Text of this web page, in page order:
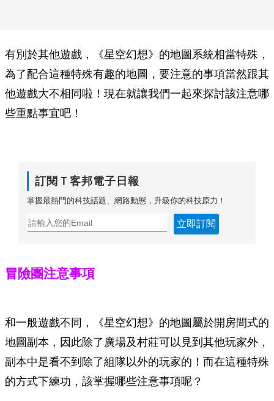
有別於其他遊戲，《星空幻想》的地圖系統相當特殊，
為了配合這種特殊有趣的地圖，要注意的事項當然跟其
他遊戲大不相同啦！現在就讓我們一起來探討該注意哪
些重點事宜吧！
訂閱Ｔ客邦電子日報
掌握最熱門的科技話題、網路動態，升級你的科技原力！
立即訂閱
冒險團注意事項
和一般遊戲不同，《星空幻想》的地圖屬於開房間式的
地圖副本，因此除了廣場及村莊可以見到其他玩家外，
副本中是看不到除了組隊以外的玩家的！而在這種特殊
的方式下練功，該掌握哪些注意事項呢？